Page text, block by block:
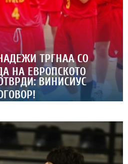
ТРГНАА СО
НА ЕВРОПСКОТО
ВИНИСИУС